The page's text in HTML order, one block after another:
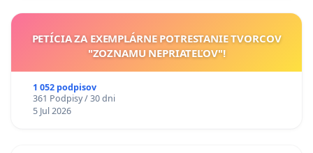
PETÍCIA ZA EXEMPLÁRNE POTRESTANIE TVORCOV
"ZOZNAMU NEPRIATEĽOV"!
1 052 podpisov
361 Podpisy / 30 dni
5 Jul 2026